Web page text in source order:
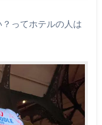
ってホテルの人は